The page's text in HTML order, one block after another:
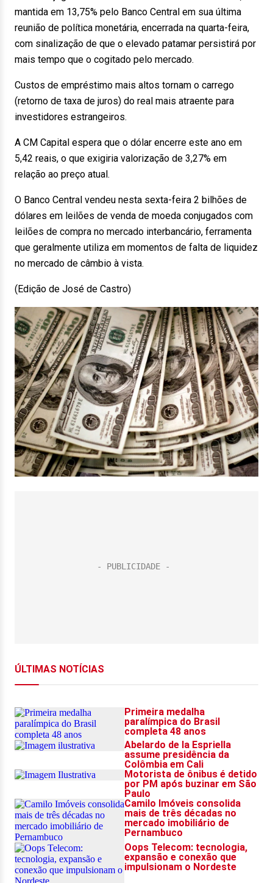
mantida em 13,75% pelo Banco Central em sua última
reunião de política monetária, encerrada na quarta-feira,
com sinalização de que o elevado patamar persistirá por
mais tempo que o cogitado pelo mercado.
Custos de empréstimo mais altos tornam o carrego
(retorno de taxa de juros) do real mais atraente para
investidores estrangeiros.
A CM Capital espera que o dólar encerre este ano em
5,42 reais, o que exigiria valorização de 3,27% em
relação ao preço atual.
O Banco Central vendeu nesta sexta-feira 2 bilhões de
dólares em leilões de venda de moeda conjugados com
leilões de compra no mercado interbancário, ferramenta
que geralmente utiliza em momentos de falta de liquidez
no mercado de câmbio à vista.
(Edição de José de Castro)